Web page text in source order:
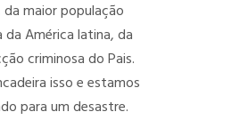
maior população
da América latina, da
criminosa do Pais.
isso e estamos
para um desastre.